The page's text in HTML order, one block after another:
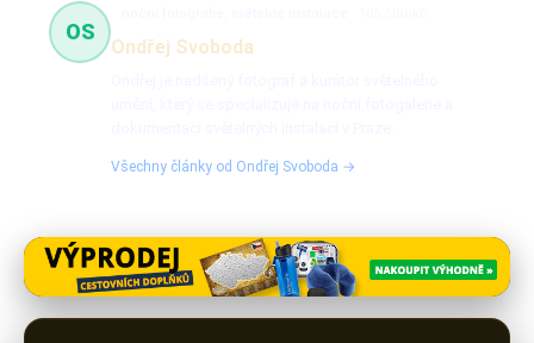
OS
Ondřej Svoboda
Všechny články od Ondřej Svoboda →